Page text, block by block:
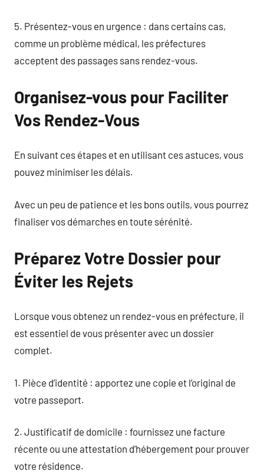
5. Présentez-vous en urgence : dans certains cas,
comme un problème médical, les préfectures
acceptent des passages sans rendez-vous.
Organisez-vous pour Faciliter
Vos Rendez-Vous
En suivant ces étapes et en utilisant ces astuces, vous
pouvez minimiser les délais.
Avec un peu de patience et les bons outils, vous pourrez
finaliser vos démarches en toute sérénité.
Préparez Votre Dossier pour
Éviter les Rejets
Lorsque vous obtenez un rendez-vous en préfecture, il
est essentiel de vous présenter avec un dossier
complet.
1. Pièce d’identité : apportez une copie et l’original de
votre passeport.
2. Justificatif de domicile : fournissez une facture
récente ou une attestation d’hébergement pour prouver
votre résidence.